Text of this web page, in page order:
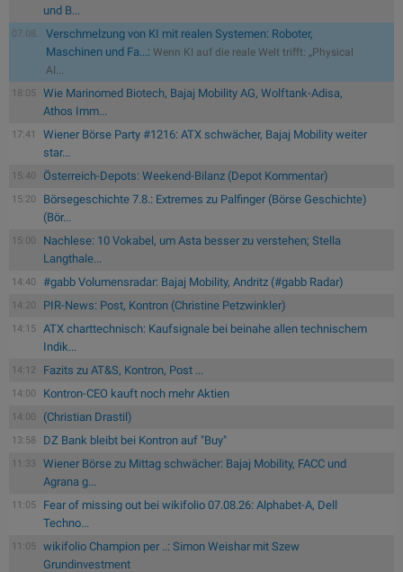
und B...
07.08.
Verschmelzung von KI mit realen Systemen: Roboter,
Maschinen und Fa...: Wenn KI auf die reale Welt trifft: „Physical
AI...
18:05
Wie Marinomed Biotech, Bajaj Mobility AG, Wolftank-Adisa,
Athos Imm...
17:41
Wiener Börse Party #1216: ATX schwächer, Bajaj Mobility weiter
star...
15:40 Österreich-Depots: Weekend-Bilanz (Depot Kommentar)
15:20
Börsegeschichte 7.8.: Extremes zu Palfinger (Börse Geschichte)
(Bör...
15:00
Nachlese: 10 Vokabel, um Asta besser zu verstehen; Stella
Langthale...
14:40 #gabb Volumensradar: Bajaj Mobility, Andritz (#gabb Radar)
14:20 PIR-News: Post, Kontron (Christine Petzwinkler)
14:15
ATX charttechnisch: Kaufsignale bei beinahe allen technischem
Indik...
14:12 Fazits zu AT&S, Kontron, Post ...
14:00 Kontron-CEO kauft noch mehr Aktien
14:00 (Christian Drastil)
13:58 DZ Bank bleibt bei Kontron auf "Buy"
11:33
Wiener Börse zu Mittag schwächer: Bajaj Mobility, FACC und
Agrana g...
11:05
Fear of missing out bei wikifolio 07.08.26: Alphabet-A, Dell
Techno...
11:05
wikifolio Champion per ..: Simon Weishar mit Szew
Grundinvestment